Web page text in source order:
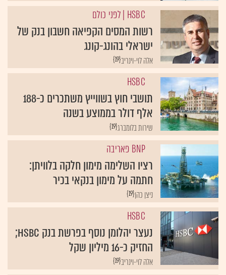
HSBC | לפני כולם
רשות המסים הקפיאה חשבון בנק של
ישראלי בהונג-קונג
{19}אלה לוי-וינריב
HSBC
תושבי חוץ בשווייץ משתכרים כ-188
אלף דולר בממוצע בשנה
{19}שירות בלומברג
BNP פאריבה
רציו השלימה מימון חלקה בלוויתן:
חתמה על מימון בנקאי בכיר
{19}ניצן כהן
HSBC
נעצר יהלומן נוסף בפרשת בנק HSBC;
החזיק כ-16 מיליון שקל
{19}אלה לוי-וינריב